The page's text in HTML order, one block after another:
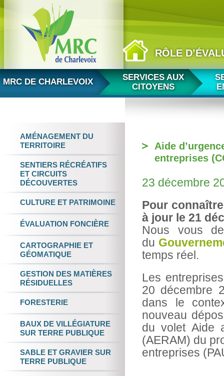
RÔLE
Aller au contenu
MRC DE CHARLEVOIX
SERVICES AUX
CITOYENS
Aide
entreprises
23 décembre
Pour
à jour le 21
Nous vous
du
temps réel.
Les
20 décembre
dans le
nouveau
du volet Aide
(AERAM) du
entreprises
AMÉNAGEMENT DU
TERRITOIRE
SENTIERS RÉCRÉATIFS
ET CIRCUITS
DÉCOUVERTES
CULTURE ET PATRIMOINE
ÉVALUATION FONCIÈRE
CARTOGRAPHIE ET
GÉOMATIQUE
GESTION DES MATIÈRES
RÉSIDUELLES
FORESTERIE
BAUX DE VILLÉGIATURE
SUR TERRE PUBLIQUE
SABLE ET GRAVIER SUR
TERRE PUBLIQUE